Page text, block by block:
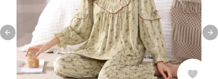
Previous slide